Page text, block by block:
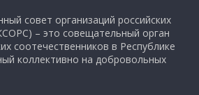
совет организаций российских
– это совещательный орган
соотечественников в Республике
коллективно на добровольных